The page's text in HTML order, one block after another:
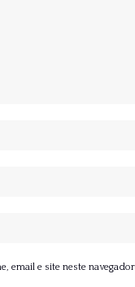
email e site neste